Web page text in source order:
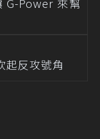
起反攻號角